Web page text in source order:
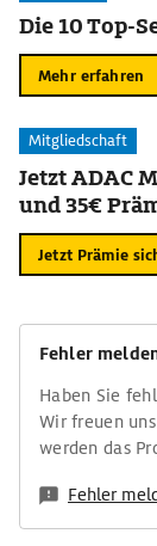
Die 10 Top-
Mehr erfahren
Mitgliedschaft
Jetzt ADAC
und 35€
Jetzt Prämie
Fehler
Haben Sie
Wir freuen
werden das
Fehler